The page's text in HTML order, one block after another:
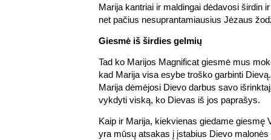
Marija kantriai ir maldingai dėdavosi širdin
net pačius nesuprantamiausius Jėzaus
Giesmė iš širdies gelmių
Tad ko Marijos Magnificat giesmė mus
kad Marija visa esybe troško garbinti
Marija dėmėjosi Dievo darbus savo
vykdyti viską, ko Dievas iš jos paprašys.
Kaip ir Marija, kiekvienas giedame giesmę
yra mūsų atsakas į įstabius Dievo